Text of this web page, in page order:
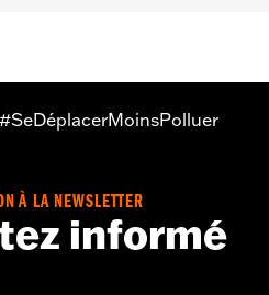
À LA NEWSLETTER
informé